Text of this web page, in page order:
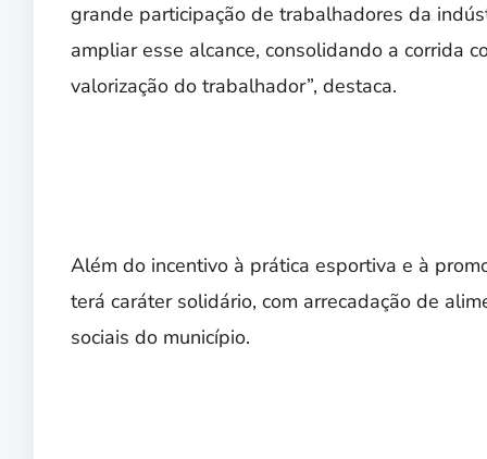
grande participação de trabalhadores da
ampliar esse alcance, consolidando a corrida
valorização do trabalhador”, destaca.
Além do incentivo à prática esportiva e à
terá caráter solidário, com arrecadação de
sociais do município.